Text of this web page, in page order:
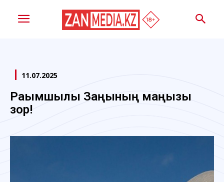
11.07.2025
Рақымшылық Заңының маңызы
зор!